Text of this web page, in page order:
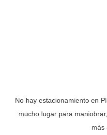
No hay estacionamiento en
mucho lugar para
más